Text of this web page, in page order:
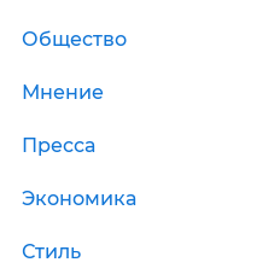
Общество
Мнение
Пресса
Экономика
Стиль